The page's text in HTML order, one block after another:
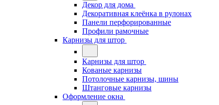
Декор для дома
Декоративная клеёнка в рулонах
Панели перфорированные
Профили рамочные
Карнизы для штор
Карнизы для штор
Кованые карнизы
Потолочные карнизы, шины
Штанговые карнизы
Оформление окна